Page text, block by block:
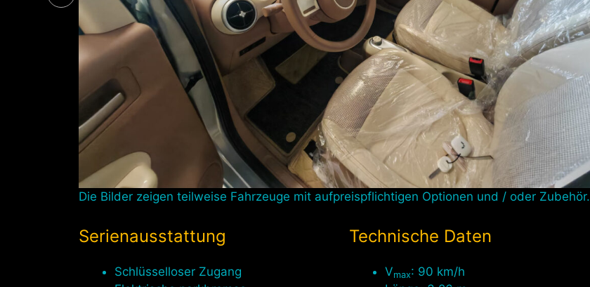
Die Bilder zeigen teilweise Fahrzeuge mit aufpreispflichtigen Optionen und / oder Zubehör.
Serienausstattung
Schlüsselloser Zugang
Technische Daten
Vmax: 90 km/h